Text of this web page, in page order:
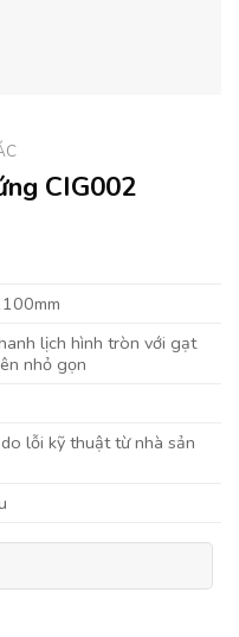
CIG002
lịch hình tròn với gạt
nhỏ gọn
lỗi kỹ thuật từ nhà sản